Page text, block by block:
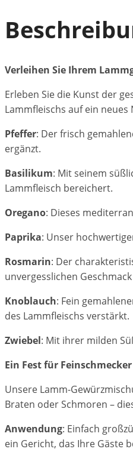
Verleihen Sie Ihrem
Erleben Sie die Kunst der
Lammfleischs auf ein
Pfeffer: Der frisch
ergänzt.
Basilikum: Mit seinem
Lammfleisch bereichert.
Oregano: Dieses
Paprika: Unser
Rosmarin: Der
unvergesslichen
Knoblauch: Fein
des Lammfleischs verstärkt.
Zwiebel: Mit ihrer milden
Ein Fest für Feinschmecker
Unsere Lamm-
Braten oder Schmoren –
Anwendung: Einfach
ein Gericht, das Ihre Gäste